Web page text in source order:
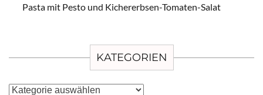
Pasta mit Pesto und Kichererbsen-Tomaten-Salat
KATEGORIEN
Kategorien